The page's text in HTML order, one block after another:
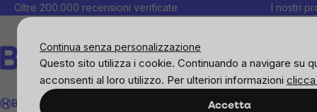
Continua senza personalizzazione
Questo sito utilizza i cookie. Continuando a navigare su
acconsenti al loro utilizzo. Per ulteriori informazioni clicca
Accetta
Salta
contenuto
Oltre 200.000 recensioni verificate I nostri
Cerca
BrainMax AlimentiAlimentazione